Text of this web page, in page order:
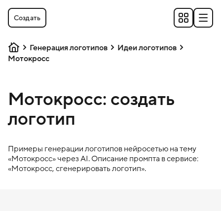
Создать
Генерация логотипов
Идеи логотипов
Мотокросс
Мотокросс: создать
логотип
Примеры генерации логотипов нейросетью на тему
«Мотокросс» через AI. Описание промпта в сервисе:
«Мотокросс, сгенерировать логотип».